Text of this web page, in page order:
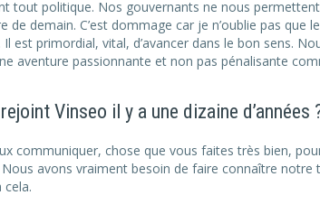
tout politique. Nos gouvernants ne nous
de demain. C’est dommage car je n’oublie pas que
est primordial, vital, d’avancer dans le bon sens.
aventure passionnante et non pas pénalisante
Vinseo il y a une dizaine d’années
communiquer, chose que vous faites très bien,
avons vraiment besoin de faire connaître notre
cela.